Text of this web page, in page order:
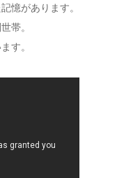
憶があります。
帯。
す。